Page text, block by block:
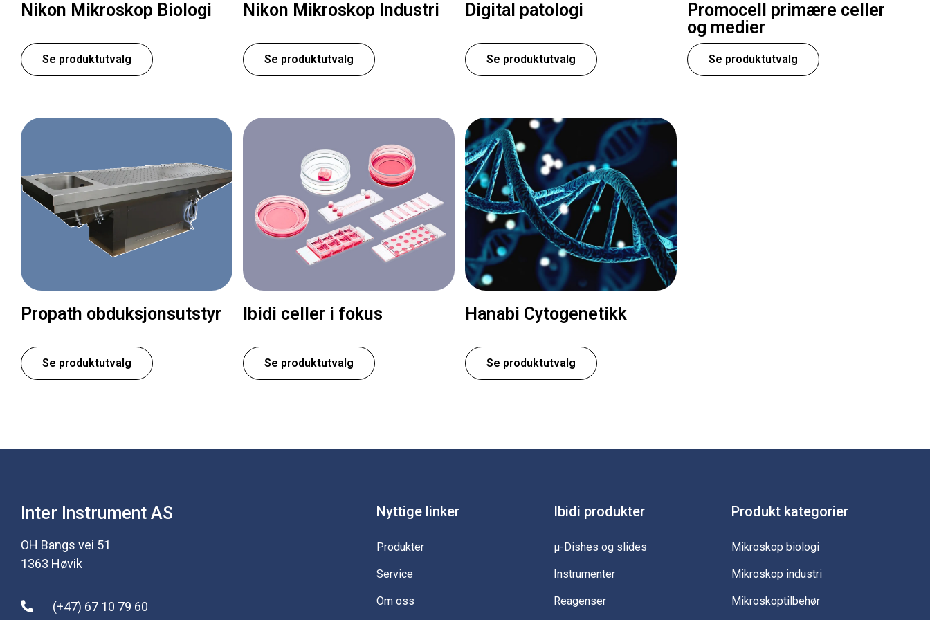
Nikon Mikroskop Biologi
Se produktutvalg
Nikon Mikroskop Industri
Se produktutvalg
Digital patologi
Se produktutvalg
Promocell primære celler
og medier
Se produktutvalg
Propath obduksjonsutstyr
Se produktutvalg
Ibidi celler i fokus
Se produktutvalg
Hanabi Cytogenetikk
Se produktutvalg
Inter Instrument AS
OH Bangs vei 51
1363 Høvik
(+47) 67 10 79 60
Nyttige linker
Produkter
Service
Om oss
Ibidi produkter
µ-Dishes og slides
Instrumenter
Reagenser
Produkt kategorier
Mikroskop biologi
Mikroskop industri
Mikroskoptilbehør